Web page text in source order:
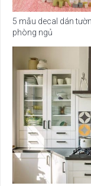
5 mẫu decal dán
phòng ngủ